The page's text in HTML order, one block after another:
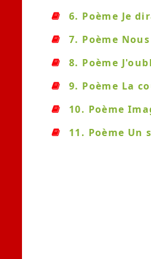
6. Poème Je
7. Poème Nous
8. Poème
9. Poème La
10. Poème
11. Poème Un